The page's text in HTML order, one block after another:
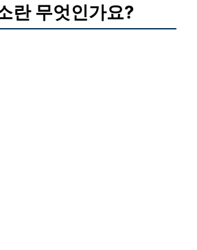
란 무엇인가요?